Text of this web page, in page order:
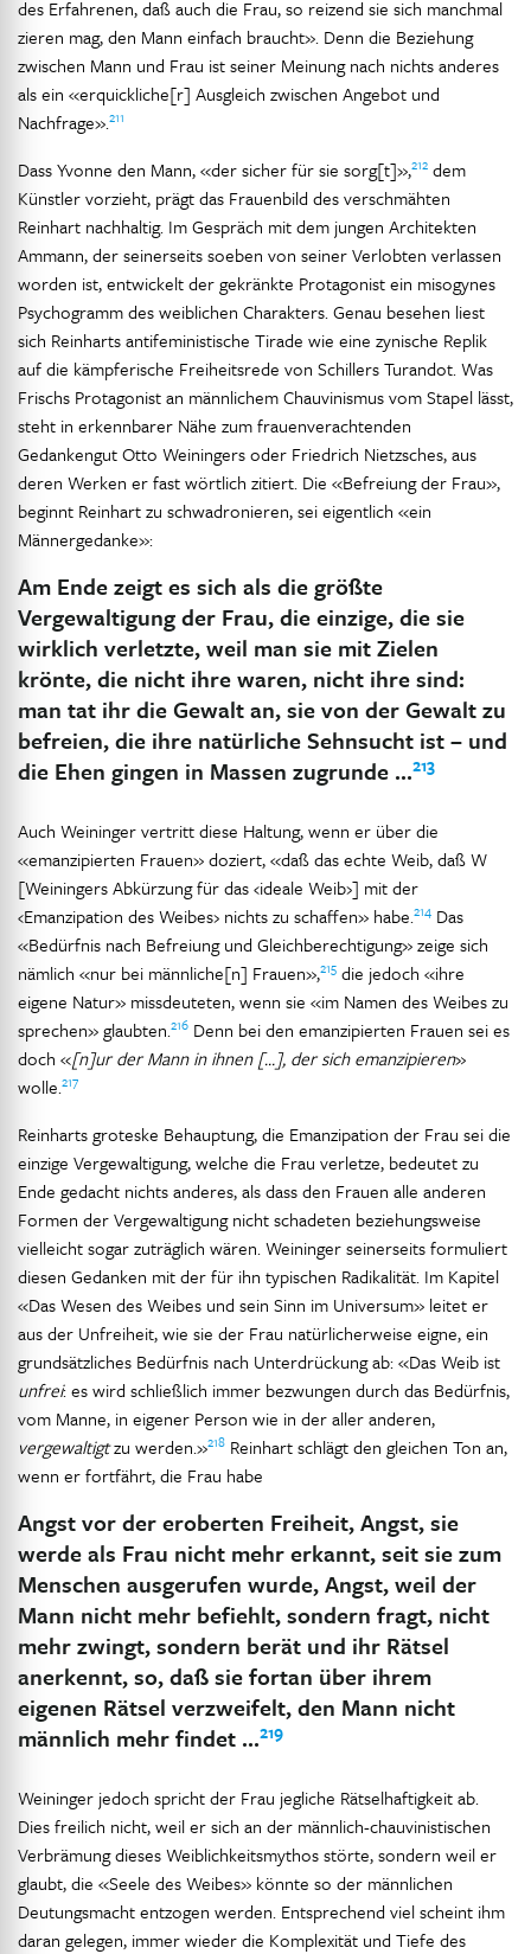
des Erfahrenen, daß auch die Frau, so reizend sie sich manchmal
zieren mag, den Mann einfach braucht». Denn die Beziehung
zwischen Mann und Frau ist seiner Meinung nach nichts anderes
als ein «erquickliche[r] Ausgleich zwischen Angebot und
Nachfrage».211
Dass Yvonne den Mann, «der sicher für sie sorg[t]»,212 dem
Künstler vorzieht, prägt das Frauenbild des verschmähten
Reinhart nachhaltig. Im Gespräch mit dem jungen Architekten
Ammann, der seinerseits soeben von seiner Verlobten verlassen
worden ist, entwickelt der gekränkte Protagonist ein misogynes
Psychogramm des weiblichen Charakters. Genau besehen liest
sich Reinharts antifeministische Tirade wie eine zynische Replik
auf die kämpferische Freiheitsrede von Schillers Turandot. Was
Frischs Protagonist an männlichem Chauvinismus vom Stapel lässt,
steht in erkennbarer Nähe zum frauenverachtenden
Gedankengut Otto Weiningers oder Friedrich Nietzsches, aus
deren Werken er fast wörtlich zitiert. Die «Befreiung der Frau»,
beginnt Reinhart zu schwadronieren, sei eigentlich «ein
Männergedanke»:
Am Ende zeigt es sich als die größte
Vergewaltigung der Frau, die einzige, die sie
wirklich verletzte, weil man sie mit Zielen
krönte, die nicht ihre waren, nicht ihre sind:
man tat ihr die Gewalt an, sie von der Gewalt zu
befreien, die ihre natürliche Sehnsucht ist – und
die Ehen gingen in Massen zugrunde …213
Auch Weininger vertritt diese Haltung, wenn er über die
«emanzipierten Frauen» doziert, «daß das echte Weib, daß W
[Weiningers Abkürzung für das ‹ideale Weib›] mit der
‹Emanzipation des Weibes› nichts zu schaffen» habe.214 Das
«Bedürfnis nach Befreiung und Gleichberechtigung» zeige sich
nämlich «nur bei männliche[n] Frauen»,215 die jedoch «ihre
eigene Natur» missdeuteten, wenn sie «im Namen des Weibes zu
sprechen» glaubten.216 Denn bei den emanzipierten Frauen sei es
doch «[n]ur der Mann in ihnen […], der sich emanzipieren»
wolle.217
Reinharts groteske Behauptung, die Emanzipation der Frau sei die
einzige Vergewaltigung, welche die Frau verletze, bedeutet zu
Ende gedacht nichts anderes, als dass den Frauen alle anderen
Formen der Vergewaltigung nicht schadeten beziehungsweise
vielleicht sogar zuträglich wären. Weininger seinerseits formuliert
diesen Gedanken mit der für ihn typischen Radikalität. Im Kapitel
«Das Wesen des Weibes und sein Sinn im Universum» leitet er
aus der Unfreiheit, wie sie der Frau natürlicherweise eigne, ein
grundsätzliches Bedürfnis nach Unterdrückung ab: «Das Weib ist
unfrei: es wird schließlich immer bezwungen durch das Bedürfnis,
vom Manne, in eigener Person wie in der aller anderen,
vergewaltigtzu werden.»218 Reinhart schlägt den gleichen Ton an,
wenn er fortfährt, die Frau habe
Angst vor der eroberten Freiheit, Angst, sie
werde als Frau nicht mehr erkannt, seit sie zum
Menschen ausgerufen wurde, Angst, weil der
Mann nicht mehr befiehlt, sondern fragt, nicht
mehr zwingt, sondern berät und ihr Rätsel
anerkennt, so, daß sie fortan über ihrem
eigenen Rätsel verzweifelt, den Mann nicht
männlich mehr findet …219
Weininger jedoch spricht der Frau jegliche Rätselhaftigkeit ab.
Dies freilich nicht, weil er sich an der männlich-chauvinistischen
Verbrämung dieses Weiblichkeitsmythos störte, sondern weil er
glaubt, die «Seele des Weibes» könnte so der männlichen
Deutungsmacht entzogen werden. Entsprechend viel scheint ihm
daran gelegen, immer wieder die Komplexität und Tiefe des